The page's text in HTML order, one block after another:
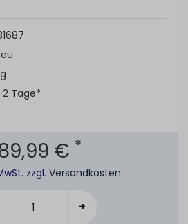
2 Tage*
€ *
zzgl. Versandkosten
+